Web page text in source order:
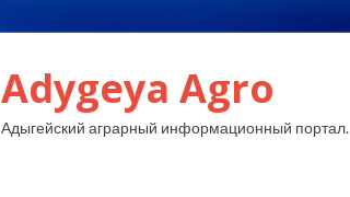
Adygeya Agro
Адыгейский аграрный информационный портал.